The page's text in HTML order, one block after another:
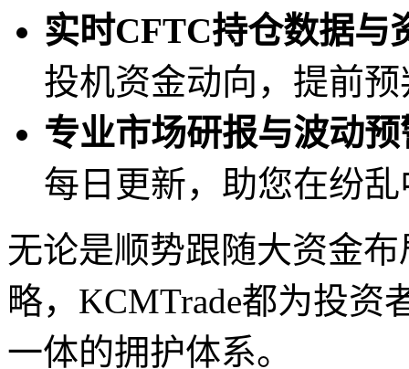
实时CFTC持仓数据与
投机资金动向，提前
专业市场研报与波动
每日更新，助您在纷
无论是顺势跟随大资金
略，KCMTrade都为投资
一体的拥护体系。